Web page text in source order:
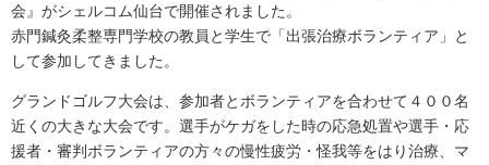
会』がシェルコム仙台で開催されました。
赤門鍼灸柔整専門学校の教員と学生で「出張治療ボランティア」と
して参加してきました。
グランドゴルフ大会は、参加者とボランティアを合わせて４００名
近くの大きな大会です。選手がケガをした時の応急処置や選手・応
援者・審判ボランティアの方々の慢性疲労・怪我等をはり治療、マ